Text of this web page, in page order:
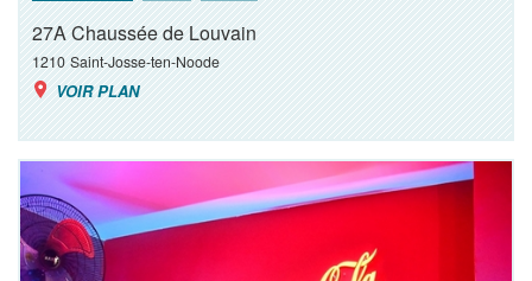
27A Chaussée de Louvain
1210 Saint-Josse-ten-Noode
VOIR PLAN